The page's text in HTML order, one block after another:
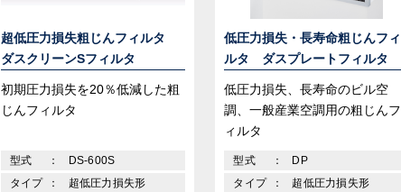
超低圧力損失粗じんフィルタ
ダスクリーンSフィルタ
初期圧力損失を20％低減した粗
じんフィルタ
型式
DS-600S
タイプ
超低圧力損失形
低圧力損失・長寿命粗じんフィ
ルタ ダスプレートフィルタ
低圧力損失、長寿命のビル空
調、一般産業空調用の粗じんフ
ィルタ
型式
DP
タイプ
超低圧力損失形